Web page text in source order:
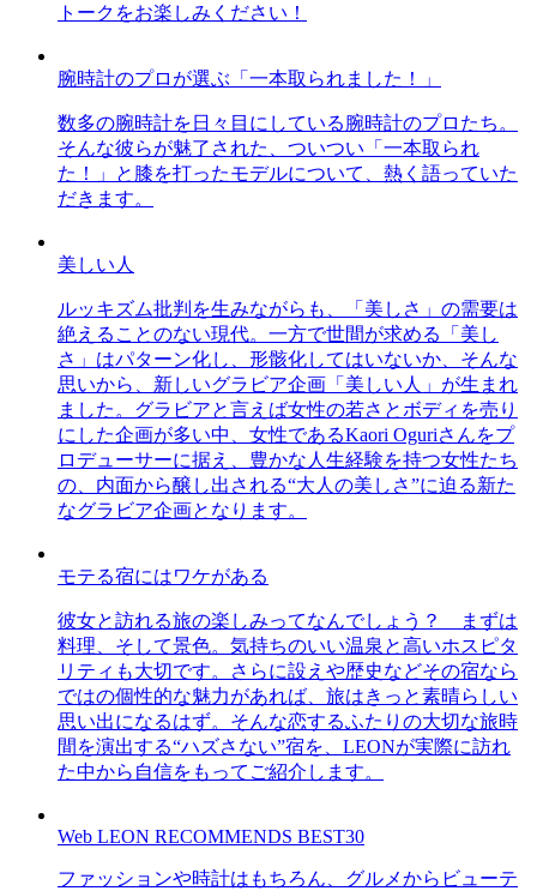
トークをお楽しみください！
腕時計のプロが選ぶ「一本取られました！」
数多の腕時計を日々目にしている腕時計のプロたち。
そんな彼らが魅了された、ついつい「一本取られ
た！」と膝を打ったモデルについて、熱く語っていた
だきます。
美しい人
ルッキズム批判を生みながらも、「美しさ」の需要は
絶えることのない現代。一方で世間が求める「美し
さ」はパターン化し、形骸化してはいないか、そんな
思いから、新しいグラビア企画「美しい人」が生まれ
ました。グラビアと言えば女性の若さとボディを売り
にした企画が多い中、女性であるKaori Oguriさんをプ
ロデューサーに据え、豊かな人生経験を持つ女性たち
の、内面から醸し出される“大人の美しさ”に迫る新た
なグラビア企画となります。
モテる宿にはワケがある
彼女と訪れる旅の楽しみってなんでしょう？ まずは
料理、そして景色。気持ちのいい温泉と高いホスピタ
リティも大切です。さらに設えや歴史などその宿なら
ではの個性的な魅力があれば、旅はきっと素晴らしい
思い出になるはず。そんな恋するふたりの大切な旅時
間を演出する“ハズさない”宿を、LEONが実際に訪れ
た中から自信をもってご紹介します。
Web LEON RECOMMENDS BEST30
ファッションや時計はもちろん、グルメからビューテ